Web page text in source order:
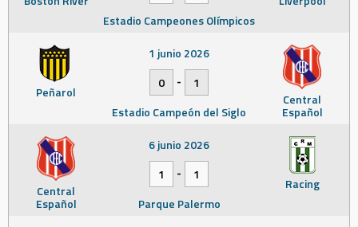
Estadio Campeones Olímpicos
Peñarol Central
Español
1 junio 2026
0
-
1
Estadio Campeón del Siglo
Central
Español
Racing
6 junio 2026
1
-
1
Parque Palermo